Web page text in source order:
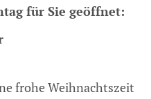
für Sie geöffnet:
frohe Weihnachtszeit